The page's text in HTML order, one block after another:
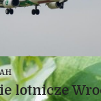
AH
lotnicze